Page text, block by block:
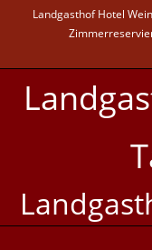
Landgasthof Hotel